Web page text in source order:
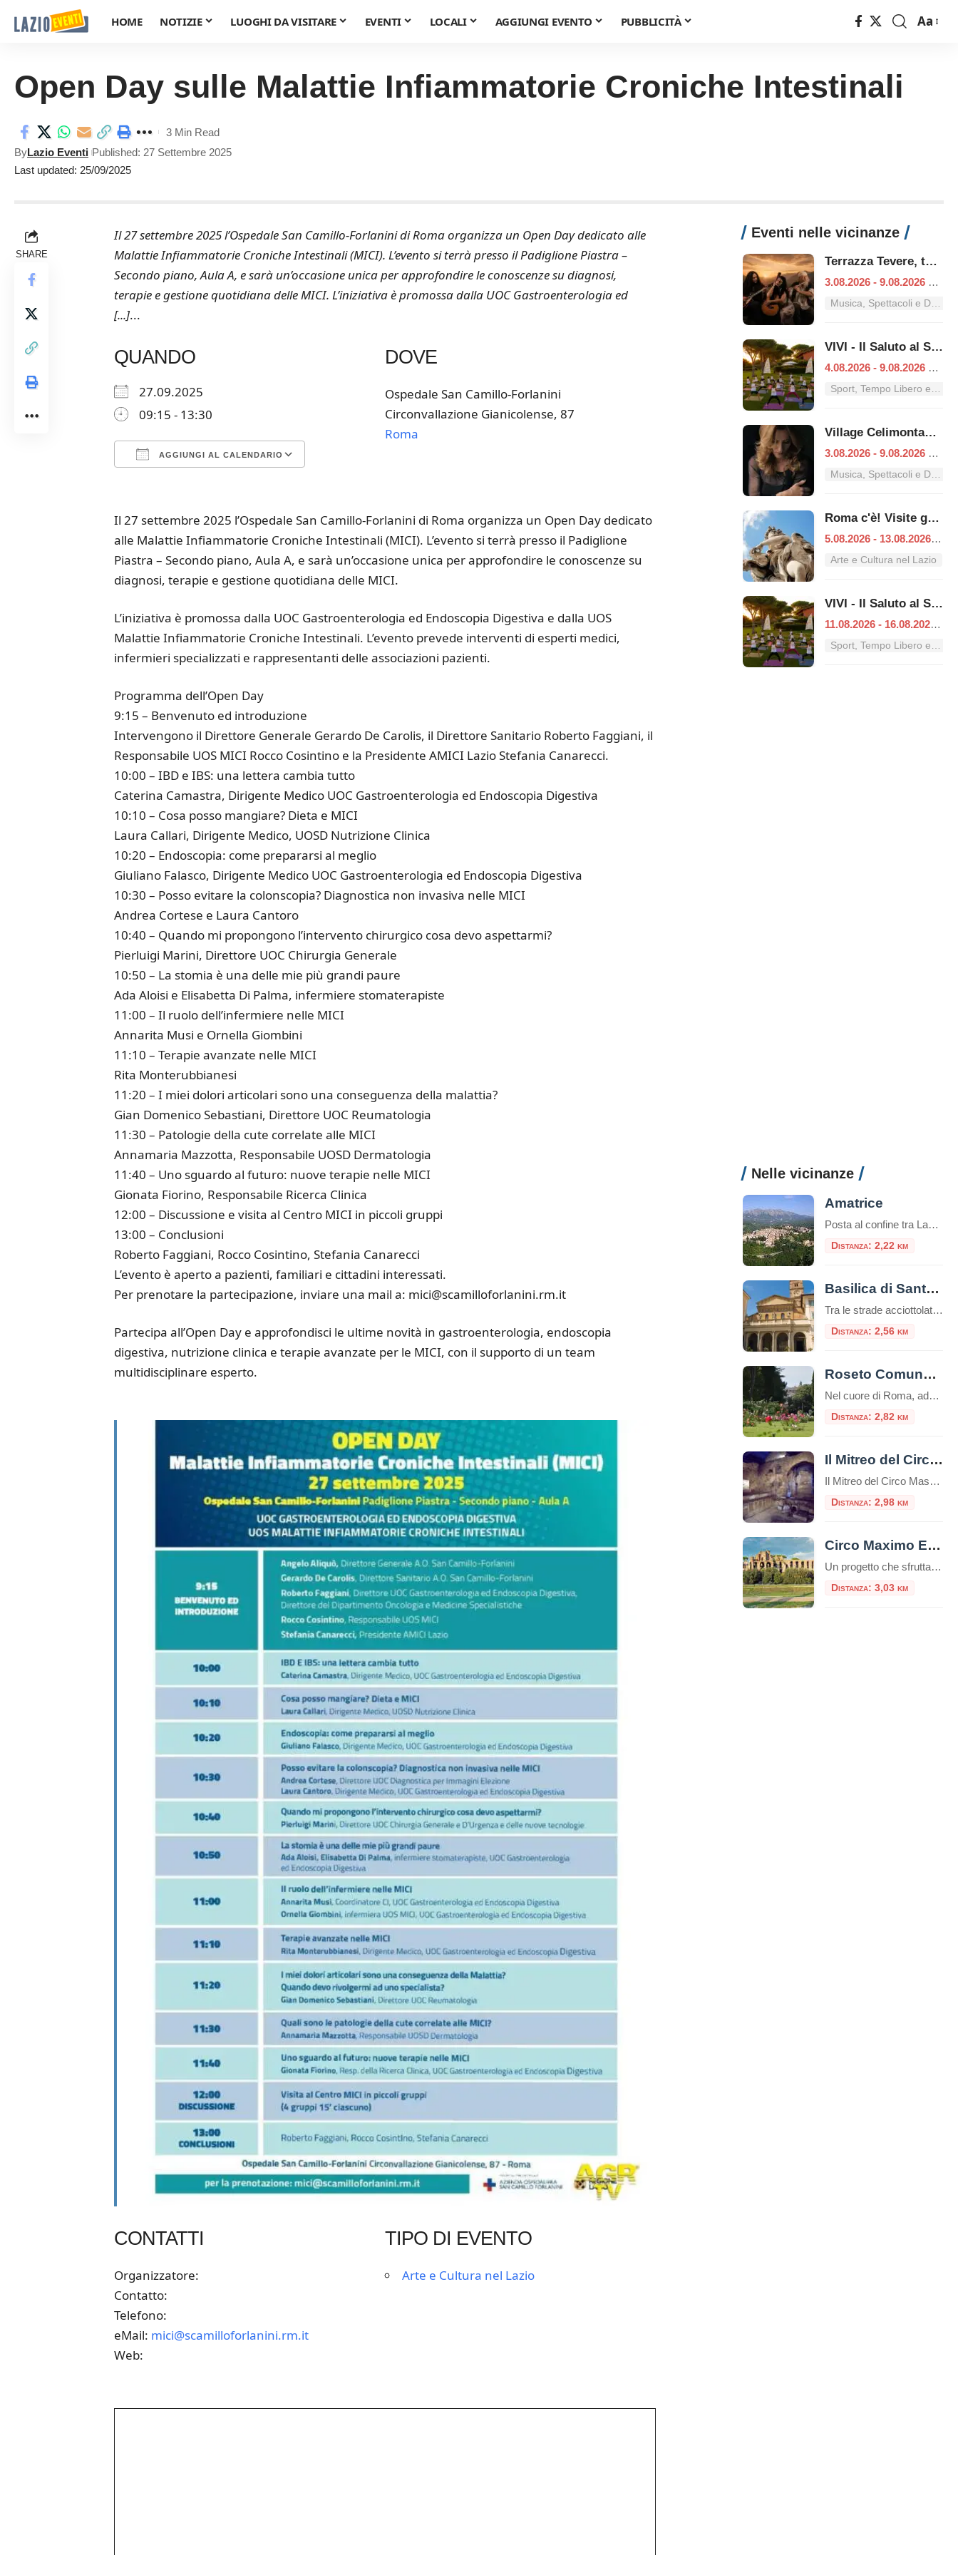
HOME NOTIZIE LUOGHI DA VISITARE EVENTI LOCALI AGGIUNGI EVENTO PUBBLICITÀ
Font
Aa
Open Day sulle Malattie Infiammatorie Croniche Intestinali
Last updated: 25/09/2025
ByLazio Eventi Published: 27 Settembre 2025
3 Min Read
SHARE
Il 27 settembre 2025 l’Ospedale San Camillo-Forlanini di Roma organizza un Open Day dedicato alle
Malattie Infiammatorie Croniche Intestinali (MICI). L’evento si terrà presso il Padiglione Piastra –
Secondo piano, Aula A, e sarà un’occasione unica per approfondire le conoscenze su diagnosi,
terapie e gestione quotidiana delle MICI. L’iniziativa è promossa dalla UOC Gastroenterologia ed
[...]...
QUANDO
27.09.2025
09:15 - 13:30
AGGIUNGI AL CALENDARIO
DOVE
Ospedale San Camillo-Forlanini
Circonvallazione Gianicolense, 87
Roma
Il 27 settembre 2025 l’Ospedale San Camillo-Forlanini di Roma organizza un Open Day dedicato
alle Malattie Infiammatorie Croniche Intestinali (MICI). L’evento si terrà presso il Padiglione
Piastra – Secondo piano, Aula A, e sarà un’occasione unica per approfondire le conoscenze su
diagnosi, terapie e gestione quotidiana delle MICI.
L’iniziativa è promossa dalla UOC Gastroenterologia ed Endoscopia Digestiva e dalla UOS
Malattie Infiammatorie Croniche Intestinali. L’evento prevede interventi di esperti medici,
infermieri specializzati e rappresentanti delle associazioni pazienti.
Programma dell’Open Day
9:15 – Benvenuto ed introduzione
Intervengono il Direttore Generale Gerardo De Carolis, il Direttore Sanitario Roberto Faggiani, il
Responsabile UOS MICI Rocco Cosintino e la Presidente AMICI Lazio Stefania Canarecci.
10:00 – IBD e IBS: una lettera cambia tutto
Caterina Camastra, Dirigente Medico UOC Gastroenterologia ed Endoscopia Digestiva
10:10 – Cosa posso mangiare? Dieta e MICI
Laura Callari, Dirigente Medico, UOSD Nutrizione Clinica
10:20 – Endoscopia: come prepararsi al meglio
Giuliano Falasco, Dirigente Medico UOC Gastroenterologia ed Endoscopia Digestiva
10:30 – Posso evitare la colonscopia? Diagnostica non invasiva nelle MICI
Andrea Cortese e Laura Cantoro
10:40 – Quando mi propongono l’intervento chirurgico cosa devo aspettarmi?
Pierluigi Marini, Direttore UOC Chirurgia Generale
10:50 – La stomia è una delle mie più grandi paure
Ada Aloisi e Elisabetta Di Palma, infermiere stomaterapiste
11:00 – Il ruolo dell’infermiere nelle MICI
Annarita Musi e Ornella Giombini
11:10 – Terapie avanzate nelle MICI
Rita Monterubbianesi
11:20 – I miei dolori articolari sono una conseguenza della malattia?
Gian Domenico Sebastiani, Direttore UOC Reumatologia
11:30 – Patologie della cute correlate alle MICI
Annamaria Mazzotta, Responsabile UOSD Dermatologia
11:40 – Uno sguardo al futuro: nuove terapie nelle MICI
Gionata Fiorino, Responsabile Ricerca Clinica
12:00 – Discussione e visita al Centro MICI in piccoli gruppi
13:00 – Conclusioni
Roberto Faggiani, Rocco Cosintino, Stefania Canarecci
L’evento è aperto a pazienti, familiari e cittadini interessati.
Per prenotare la partecipazione, inviare una mail a: mici@scamilloforlanini.rm.it
Partecipa all’Open Day e approfondisci le ultime novità in gastroenterologia, endoscopia
digestiva, nutrizione clinica e terapie avanzate per le MICI, con il supporto di un team
multidisciplinare esperto.
CONTATTI
Organizzatore:
Contatto:
Telefono:
eMail: mici@scamilloforlanini.rm.it
Web:
TIPO DI EVENTO
Arte e Cultura nel Lazio
Eventi nelle vicinanze
Terrazza Tevere, tutti i concerti dal 3 al 9 agosto
3.08.2026 - 9.08.2026 |
Musica, Spettacoli e Danza nel Lazio
VIVI - Il Saluto al Sole
4.08.2026 - 9.08.2026 |
Sport, Tempo Libero e Divertimento nel Lazio
Village Celimontana: gli appuntamenti dal 3 al 9 agosto
3.08.2026 - 9.08.2026 |
Musica, Spettacoli e Danza nel Lazio
Roma c'è! Visite guidate (anche per bambini) dal 5 al 13 agosto 2026
5.08.2026 - 13.08.2026
|
Arte e Cultura nel Lazio
VIVI - Il Saluto al Sole
11.08.2026 - 16.08.2026
Sport, Tempo Libero e Divertimento nel Lazio
Nelle vicinanze
Amatrice
Posta al confine tra Lazio e Abruzzo, si trova Amatrice (955 s.l.m.). Il territorio si articola in un altipiano centrale, tra i 900 e i 1000 metri, ospitante il lago Scandarello e le numerose frazioni che le fanno da contorno.
Distanza: 2,22 km
Basilica di Santa Maria in Trastevere
Tra le strade acciottolate e l’atmosfera bohémienne del quartiere Trastevere, sorge una delle più antiche e affascinanti chiese di Roma: la Basilica di Santa Maria in Trastevere. Un luogo che unisce spiritualità, storia e bellezza artistica in un unico colpo d’occhio. Un’antichità che affascina Secondo la tradizione, la basilica fu fondata nel III secolo d.C. […]
Distanza: 2,56 km
Roseto Comunale di Roma
Nel cuore di Roma, adagiato sulle dolci pendici del colle Aventino, si nasconde un gioiello di rara bellezza: il Roseto Comunale. Lontano dal trambusto del centro, questo incantevole giardino offre una vista mozzafiato che spazia dal Circo Massimo ai resti del Palatino, regalando un’esperienza sensoriale unica tra i profumi e i colori di oltre mille […]
Distanza: 2,82 km
Il Mitreo del Circo Massimo
Il Mitreo del Circo Massimo è un sito archeologico situato a Roma, nei pressi del Circo Massimo, che rappresenta un antico santuario dedicato al culto di Mitra.Questo sito è una delle testimonianze più significative dell’antica religione del Mitraismo, una misteriosa religione orientale che si diffuse ampiamente nell’Impero Romano tra il I e il IV secolo […]
Distanza: 2,98 km
Circo Maximo Experience, l’età imperiale rivive con la realtà virtuale
Un progetto che sfrutta la realtà virtuale e aumentata per trasportare i viaggiatori nel vivo dell’età imperiale: Circo Maximo Experience è una delle proposte più interessanti da trovare nella Capitale, un’occasione per visitare l’area attraversandone le diverse fasi storiche. Ecco come funziona la visita e quali sono i costi. Nuove opportunità per il turismo con […]
Distanza: 3,03 km